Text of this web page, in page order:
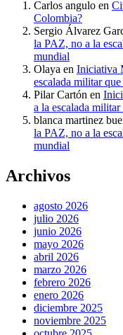
Carlos angulo en
Colombia?
Sergio Álvarez
la PAZ, no a la
mundial
Olaya en Iniciativa
escalada militar
Pilar Cartón en
a la escalada
blanca martinez
la PAZ, no a la
mundial
Archivos
agosto 2026
julio 2026
junio 2026
mayo 2026
abril 2026
marzo 2026
febrero 2026
enero 2026
diciembre 2025
noviembre 2025